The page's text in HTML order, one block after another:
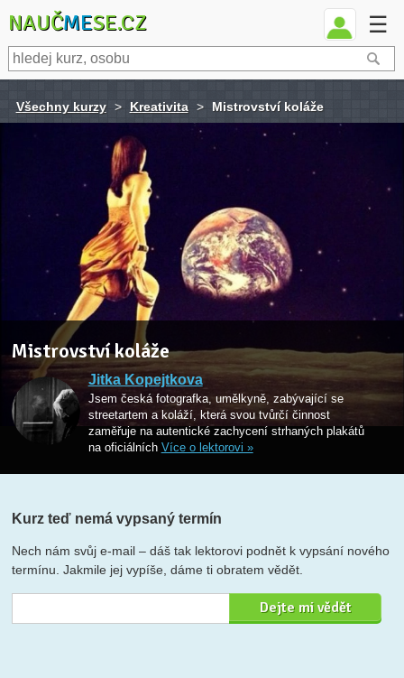
NAUČMESE.CZ ☰
Všechny kurzy > Kreativita > Mistrovství koláže
Mistrovství koláže
Jitka Kopejtkova
Jsem česká fotografka, umělkyně, zabývající se
streetartem a koláží, která svou tvůrčí činnost
zaměřuje na autentické zachycení strhaných plakátů
na oficiálních Více o lektorovi »
Kurz teď nemá vypsaný termín
Nech nám svůj e-mail – dáš tak lektorovi podnět k vypsání nového
termínu. Jakmile jej vypíše, dáme ti obratem vědět.